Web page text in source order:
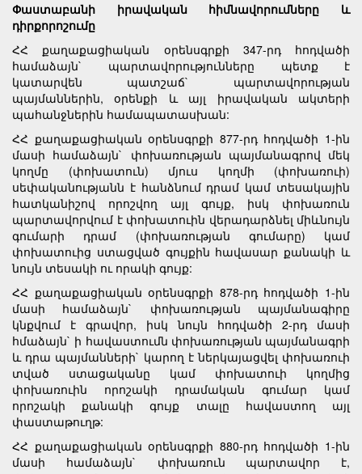
Փաստաբանի իրավական հիմնավորումները և
դիրքորոշումը
ՀՀ քաղաքացիական օրենսգրքի 347-րդ հոդվածի
համաձայն` պարտավորությունները պետք է
կատարվեն պատշաճ` պարտավորության
պայմաններին, օրենքի և այլ իրավական ակտերի
պահանջներին համապատասխան:
ՀՀ քաղաքացիական օրենսգրքի 877-րդ հոդվածի 1-ին
մասի համաձայն` փոխառության պայմանագրով մեկ
կողմը (փոխատուն) մյուս կողմի (փոխառուի)
սեփականությանն է հանձնում դրամ կամ տեսակային
հատկանիշով որոշվող այլ գույք, իսկ փոխառուն
պարտավորվում է փոխատուին վերադարձնել միևնույն
գումարի դրամ (փոխառության գումարը) կամ
փոխատուից ստացված գույքին հավասար քանակի և
նույն տեսակի ու որակի գույք:
ՀՀ քաղաքացիական օրենսգրքի 878-րդ հոդվածի 1-ին
մասի համաձայն` փոխառության պայմանագիրը
կնքվում է գրավոր, իսկ նույն հոդվածի 2-րդ մասի
հմաձայն` ի հավաստումն փոխառության պայմանագրի
և դրա պայմանների` կարող է ներկայացվել փոխառուի
տված ստացականը կամ փոխատուի կողմից
փոխառուին որոշակի դրամական գումար կամ
որոշակի քանակի գույք տալը հավաստող այլ
փաստաթուղթ:
ՀՀ քաղաքացիական օրենսգրքի 880-րդ հոդվածի 1-ին
մասի համաձայն` փոխառուն պարտավոր է,